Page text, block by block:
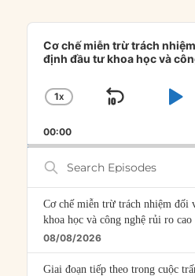
Audio
Player
Cơ chế miễn trừ trách
định đầu tư khoa học và
CHANGE
RATE
1X
SKIP
00:00
Search
Episodes
Cơ chế miễn trừ trách nhiệm đối
khoa học và công nghệ rủi ro cao
08/08/2026
Giai đoạn tiếp theo trong cuộc